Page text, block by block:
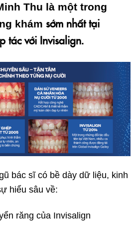
Thu là một trong
khám sớm nhất tại
tác với Invisalign.
bác sĩ có bề dày dữ liệu, kinh
hiểu sâu về:
răng của Invisalign